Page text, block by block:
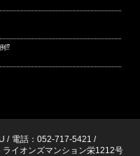
⁉
/ 電話：052-717-5421 /
イオンズマンション栄1212号